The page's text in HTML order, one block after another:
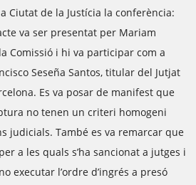
Ciutat de la Justícia la conferència:
va ser presentat per Mariam
Comissió i hi va participar com a
Seseña Santos, titular del Jutjat
Es va posar de manifest que
no tenen un criteri homogeni
judicials. També es va remarcar que
a les quals s’ha sancionat a jutges i
executar l’ordre d’ingrés a presó